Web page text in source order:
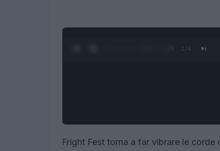
0:28 / 1:23 1 /4
Fright Fest torna a far vibrare le corde